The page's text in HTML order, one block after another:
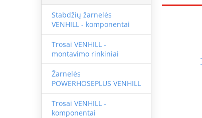
Stabdžių žarnelės
VENHILL - komponentai
Trosai VENHILL -
montavimo rinkiniai
Žarnelės
POWERHOSEPLUS VENHILL
Trosai VENHILL -
komponentai